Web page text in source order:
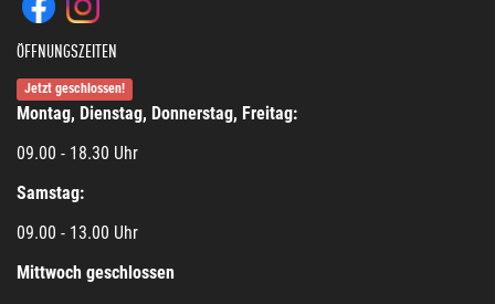
ÖFFNUNGSZEITEN
Jetzt geschlossen!
Montag, Dienstag, Donnerstag, Freitag:
09.00 - 18.30 Uhr
Samstag:
09.00 - 13.00 Uhr
Mittwoch geschlossen